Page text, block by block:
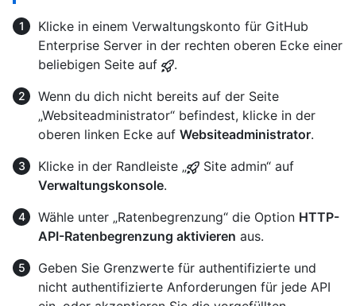
Klicke in einem Verwaltungskonto für GitHub
Enterprise Server in der rechten oberen Ecke einer
beliebigen Seite auf
.
Wenn du dich nicht bereits auf der Seite
„Websiteadministrator“ befindest, klicke in der
oberen linken Ecke auf Websiteadministrator.
Klicke in der Randleiste „
Site admin“ auf
Verwaltungskonsole.
Wähle unter „Ratenbegrenzung“ die Option HTTP-
API-Ratenbegrenzung aktivieren aus.
Geben Sie Grenzwerte für authentifizierte und
nicht authentifizierte Anforderungen für jede API